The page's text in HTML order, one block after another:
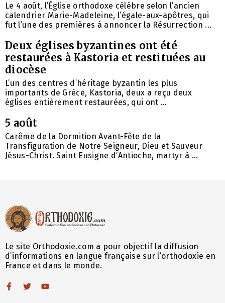
Le 4 août, l’Église orthodoxe célèbre selon l’ancien
calendrier Marie-Madeleine, l’égale-aux-apôtres, qui
fut l’une des premières à annoncer la Résurrection ...
Deux églises byzantines ont été
restaurées à Kastoria et restituées au
diocèse
L’un des centres d’héritage byzantin les plus
importants de Grèce, Kastoria, deux a reçu deux
églises entièrement restaurées, qui ont ...
5 août
Carême de la Dormition Avant-Fête de la
Transfiguration de Notre Seigneur, Dieu et Sauveur
Jésus-Christ. Saint Eusigne d’Antioche, martyr à ...
Le site Orthodoxie.com a pour objectif la diffusion
d’informations en langue française sur l’orthodoxie en
France et dans le monde.